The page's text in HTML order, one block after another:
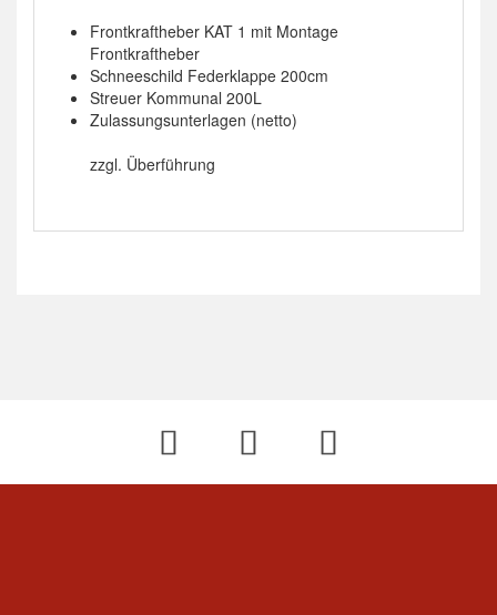
Frontkraftheber KAT 1 mit Montage
Frontkraftheber
Schneeschild Federklappe 200cm
Streuer Kommunal 200L
Zulassungsunterlagen (netto)
zzgl. Überführung